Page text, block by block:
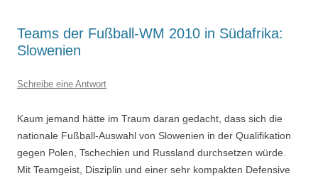
Teams der Fußball-WM 2010 in Südafrika:
Slowenien
Schreibe eine Antwort
Kaum jemand hätte im Traum daran gedacht, dass sich die
nationale Fußball-Auswahl von Slowenien in der Qualifikation
gegen Polen, Tschechien und Russland durchsetzen würde.
Mit Teamgeist, Disziplin und einer sehr kompakten Defensive